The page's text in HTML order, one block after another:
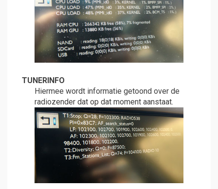
TUNERINFO
Hiermee wordt informatie getoond over de
radiozender dat op dat moment aanstaat.